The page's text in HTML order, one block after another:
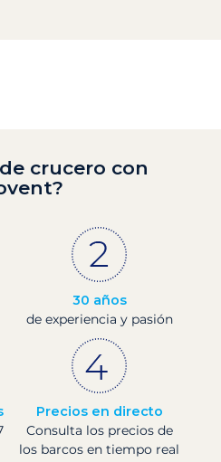
crucero con
30 años
de experiencia y pasión
Precios en directo
Consulta los precios de
los barcos en tiempo real